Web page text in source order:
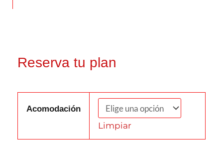
Reserva tu plan
Acomodación
Limpiar